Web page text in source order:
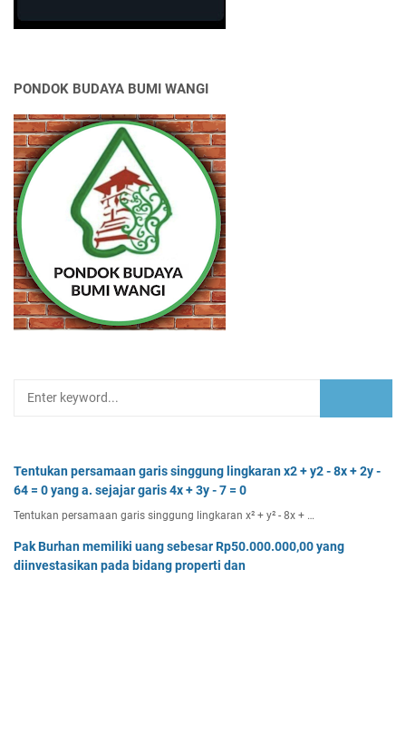
PONDOK BUDAYA BUMI WANGI
Tentukan persamaan garis singgung lingkaran x2 + y2 - 8x + 2y -
64 = 0 yang a. sejajar garis 4x + 3y - 7 = 0
Tentukan persamaan garis singgung lingkaran x² + y² - 8x + …
Pak Burhan memiliki uang sebesar Rp50.000.000,00 yang
diinvestasikan pada bidang properti dan